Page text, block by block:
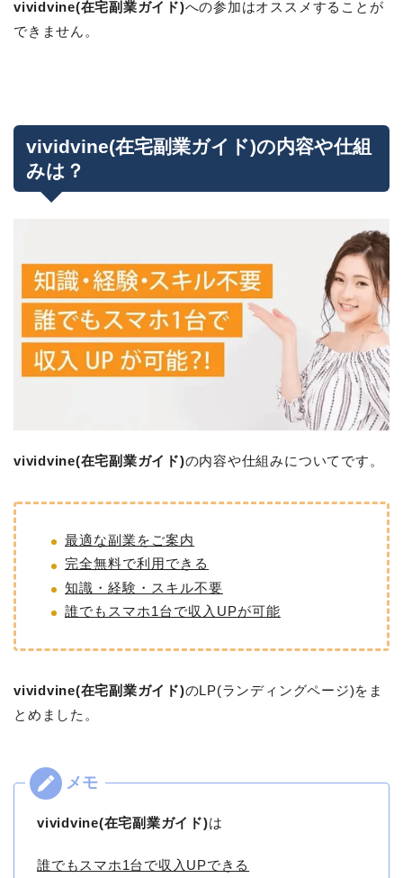
vividvine(在宅副業ガイド)への参加はオススメすることが
できません。
vividvine(在宅副業ガイド)の内容や仕組
みは？
vividvine(在宅副業ガイド)の内容や仕組みについてです。
最適な副業をご案内
完全無料で利用できる
知識・経験・スキル不要
誰でもスマホ1台で収入UPが可能
vividvine(在宅副業ガイド)のLP(ランディングページ)をま
とめました。
vividvine(在宅副業ガイド)は
誰でもスマホ1台で収入UPできる